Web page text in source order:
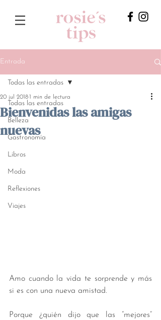
Entrada
Todas las entradas
Belleza
Gastronomía
Libros
Moda
Reflexiones
Viajes
Todas las entradas
Bienvenidas las amigas
nuevas
20 jul 20181 min de lectura
Amo cuando la vida te sorprende y más
si es con una nueva amistad.
Porque ¿quién dijo que las “mejores”